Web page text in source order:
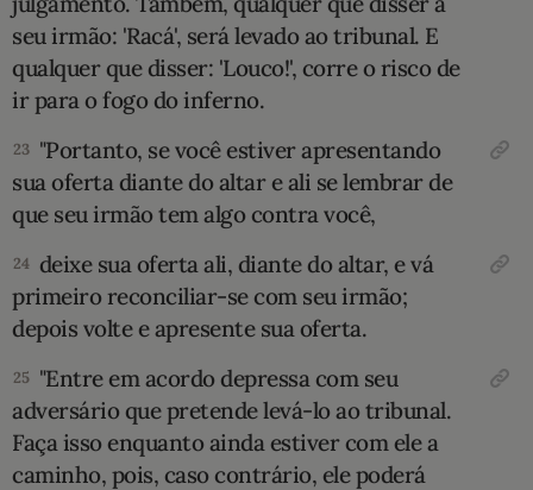
seu irmão: 'Racá', será levado ao tribunal. E
qualquer que disser: 'Louco!', corre o risco de
ir para o fogo do inferno.
23 "Portanto, se você estiver apresentando
sua oferta diante do altar e ali se lembrar de
que seu irmão tem algo contra você,
24 deixe sua oferta ali, diante do altar, e vá
primeiro reconciliar-se com seu irmão;
depois volte e apresente sua oferta.
25 "Entre em acordo depressa com seu
adversário que pretende levá-lo ao tribunal.
Faça isso enquanto ainda estiver com ele a
caminho, pois, caso contrário, ele poderá